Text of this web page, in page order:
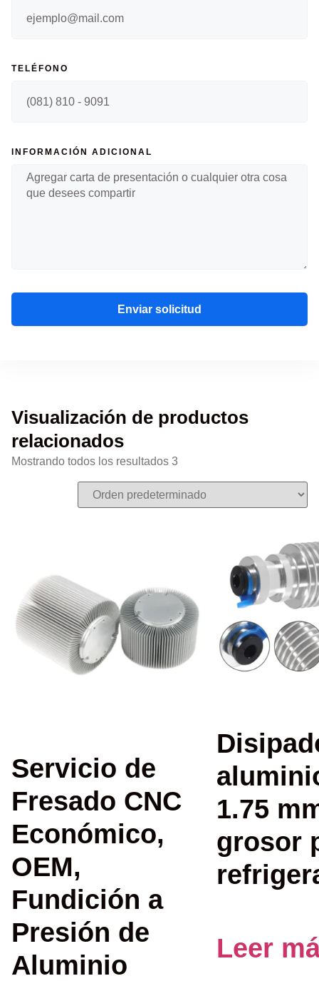
TELÉFONO
INFORMACIÓN ADICIONAL
Enviar solicitud
Visualización de productos
relacionados
Mostrando todos los resultados 3
Servicio de
Fresado CNC
Económico,
OEM,
Fundición a
Presión de
Aluminio
1.75
grosor
Leer